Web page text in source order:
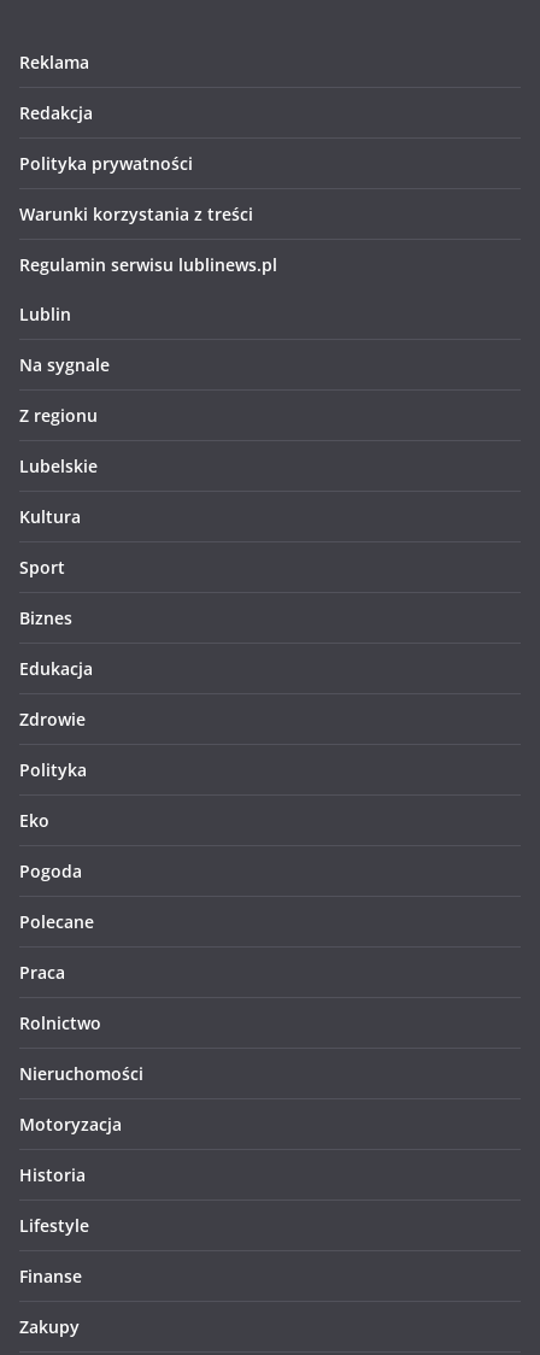
Reklama
Redakcja
Polityka prywatności
Warunki korzystania z treści
Regulamin serwisu lublinews.pl
Lublin
Na sygnale
Z regionu
Lubelskie
Kultura
Sport
Biznes
Edukacja
Zdrowie
Polityka
Eko
Pogoda
Polecane
Praca
Rolnictwo
Nieruchomości
Motoryzacja
Historia
Lifestyle
Finanse
Zakupy